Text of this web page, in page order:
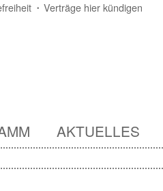
Verträge hier kündigen
AKTUELLES